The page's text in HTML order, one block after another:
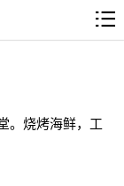
。烧烤海鲜，工